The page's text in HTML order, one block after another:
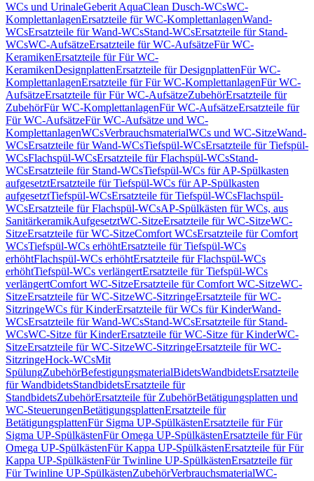
WCs und UrinaleGeberit AquaClean Dusch-WCsWC-
KomplettanlagenErsatzteile für WC-KomplettanlagenWand-
WCsErsatzteile für Wand-WCsStand-WCsErsatzteile für Stand-
WCsWC-AufsätzeErsatzteile für WC-AufsätzeFür WC-
KeramikenErsatzteile für Für WC-
KeramikenDesignplattenErsatzteile für DesignplattenFür WC-
KomplettanlagenErsatzteile für Für WC-KomplettanlagenFür WC-
AufsätzeErsatzteile für Für WC-AufsätzeZubehörErsatzteile für
ZubehörFür WC-KomplettanlagenFür WC-AufsätzeErsatzteile für
Für WC-AufsätzeFür WC-Aufsätze und WC-
KomplettanlagenWCsVerbrauchsmaterialWCs und WC-SitzeWand-
WCsErsatzteile für Wand-WCsTiefspül-WCsErsatzteile für Tiefspül-
WCsFlachspül-WCsErsatzteile für Flachspül-WCsStand-
WCsErsatzteile für Stand-WCsTiefspül-WCs für AP-Spülkasten
aufgesetztErsatzteile für Tiefspül-WCs für AP-Spülkasten
aufgesetztTiefspül-WCsErsatzteile für Tiefspül-WCsFlachspül-
WCsErsatzteile für Flachspül-WCsAP-Spülkästen für WCs, aus
SanitärkeramikAufgesetztWC-SitzeErsatzteile für WC-SitzeWC-
SitzeErsatzteile für WC-SitzeComfort WCsErsatzteile für Comfort
WCsTiefspül-WCs erhöhtErsatzteile für Tiefspül-WCs
erhöhtFlachspül-WCs erhöhtErsatzteile für Flachspül-WCs
erhöhtTiefspül-WCs verlängertErsatzteile für Tiefspül-WCs
verlängertComfort WC-SitzeErsatzteile für Comfort WC-SitzeWC-
SitzeErsatzteile für WC-SitzeWC-SitzringeErsatzteile für WC-
SitzringeWCs für KinderErsatzteile für WCs für KinderWand-
WCsErsatzteile für Wand-WCsStand-WCsErsatzteile für Stand-
WCsWC-Sitze für KinderErsatzteile für WC-Sitze für KinderWC-
SitzeErsatzteile für WC-SitzeWC-SitzringeErsatzteile für WC-
SitzringeHock-WCsMit
SpülungZubehörBefestigungsmaterialBidetsWandbidetsErsatzteile
für WandbidetsStandbidetsErsatzteile für
StandbidetsZubehörErsatzteile für ZubehörBetätigungsplatten und
WC-SteuerungenBetätigungsplattenErsatzteile für
BetätigungsplattenFür Sigma UP-SpülkästenErsatzteile für Für
Sigma UP-SpülkästenFür Omega UP-SpülkästenErsatzteile für Für
Omega UP-SpülkästenFür Kappa UP-SpülkästenErsatzteile für Für
Kappa UP-SpülkästenFür Twinline UP-SpülkästenErsatzteile für
Für Twinline UP-SpülkästenZubehörVerbrauchsmaterialWC-